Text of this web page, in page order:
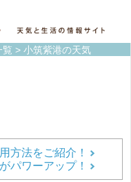
覧 > 小筑紫港の天気
方法をご紹介！
パワーアップ！